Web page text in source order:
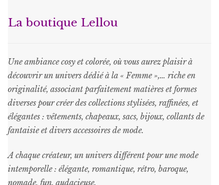
sur
page
produit
La boutique Lellou
Une ambiance cosy et colorée, où vous aurez plaisir à
découvrir un univers dédié à la « Femme »,… riche en
originalité, associant parfaitement matières et formes
diverses pour créer des collections stylisées, raffinées, et
élégantes : vêtements, chapeaux, sacs, bijoux, collants de
fantaisie et divers accessoires de mode.
A chaque créateur, un univers différent pour une mode
intemporelle : élégante, romantique, rétro, baroque,
nomade, fun, audacieuse.